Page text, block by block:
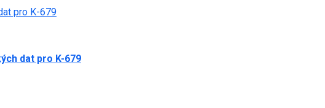
pro K-679
dat pro K-679